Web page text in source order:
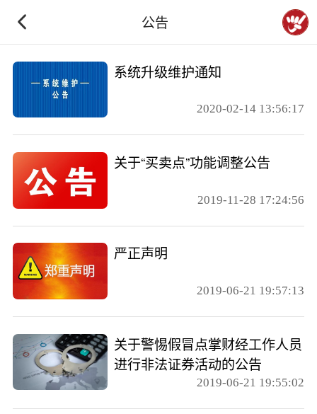
公告
下拉刷新
系统升级维护通知
2020-02-14 13:56:17
关于“买卖点”功能调整公告
2019-11-28 17:24:56
严正声明
2019-06-21 19:57:13
关于警惕假冒点掌财经工作人员
进行非法证券活动的公告
2019-06-21 19:55:02